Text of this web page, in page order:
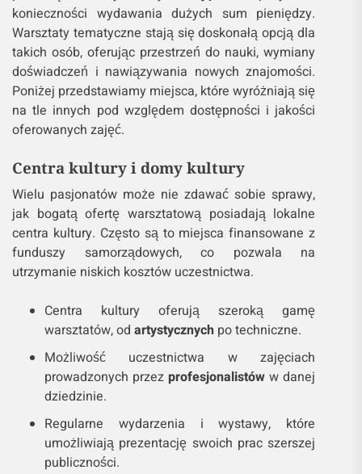
konieczności wydawania dużych sum pieniędzy.
Warsztaty tematyczne stają się doskonałą opcją dla
takich osób, oferując przestrzeń do nauki, wymiany
doświadczeń i nawiązywania nowych znajomości.
Poniżej przedstawiamy miejsca, które wyróżniają się
na tle innych pod względem dostępności i jakości
oferowanych zajęć.
Centra kultury i domy kultury
Wielu pasjonatów może nie zdawać sobie sprawy,
jak bogatą ofertę warsztatową posiadają lokalne
centra kultury. Często są to miejsca finansowane z
funduszy samorządowych, co pozwala na
utrzymanie niskich kosztów uczestnictwa.
Centra kultury oferują szeroką gamę
warsztatów, od artystycznych po techniczne.
Możliwość uczestnictwa w zajęciach
prowadzonych przezprofesjonalistów w danej
dziedzinie.
Regularne wydarzenia i wystawy, które
umożliwiają prezentację swoich prac szerszej
publiczności.